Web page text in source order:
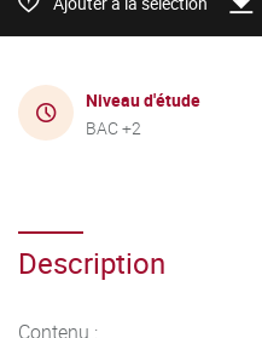
Niveau d'étude
BAC +2
Description
Contenu :